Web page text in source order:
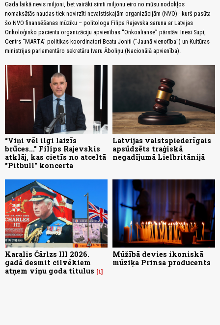
Gada laikā nevis miljoni, bet vairāki simti miljonu eiro no mūsu nodokļos
nomaksātās naudas tiek novirzīti nevalstiskajām organizācijām (NVO) - kurš pasūta
šo NVO finansēšanas mūziku – politologa Filipa Rajevska saruna ar Latvijas
Onkoloģisko pacientu organizāciju apvienības “Onkoalianse” pārstāvi Inesi Supi,
Centrs “MARTA” politikas koordinatori Beatu Joniti ("Jaunā vienotība") un Kultūras
ministrijas parlamentāro sekretāru Ivaru Āboliņu (Nacionālā apvienība).
“Viņi vēl ilgi laizīs
brūces...” Filips Rajevskis
atklāj, kas cietīs no atceltā
"Pitbull" koncerta
Latvijas valstspiederīgais
apsūdzēts traģiskā
negadījumā Lielbritānijā
Karalis Čārlzs III 2026.
gadā desmit cilvēkiem
atņem viņu goda titulus
1
Mūžībā devies ikoniskā
mūziķa Prinsa producents